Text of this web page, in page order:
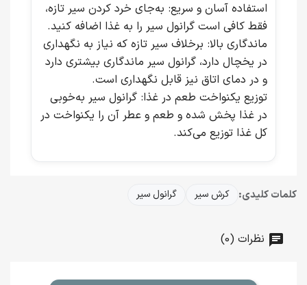
استفاده آسان و سریع: به‌جای خرد کردن سیر تازه،
فقط کافی است گرانول سیر را به غذا اضافه کنید.
ماندگاری بالا: برخلاف سیر تازه که نیاز به نگهداری
در یخچال دارد، گرانول سیر ماندگاری بیشتری دارد
و در دمای اتاق نیز قابل نگهداری است.
توزیع یکنواخت طعم در غذا: گرانول سیر به‌خوبی
در غذا پخش شده و طعم و عطر آن را یکنواخت در
کل غذا توزیع می‌کند.
کلمات کلیدی: کرش سیر گرانول سیر
نظرات (0)